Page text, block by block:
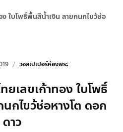
ง ใบโพธิ์พื้นสีน้ำเงิน ลายกนกไขว้ช่อ
วอลเปเปอร์ห้องพระ
ยเลขเก้าทอง ใบโพธิ์
กไขว้ช่อหางโต ดอก
ดาว